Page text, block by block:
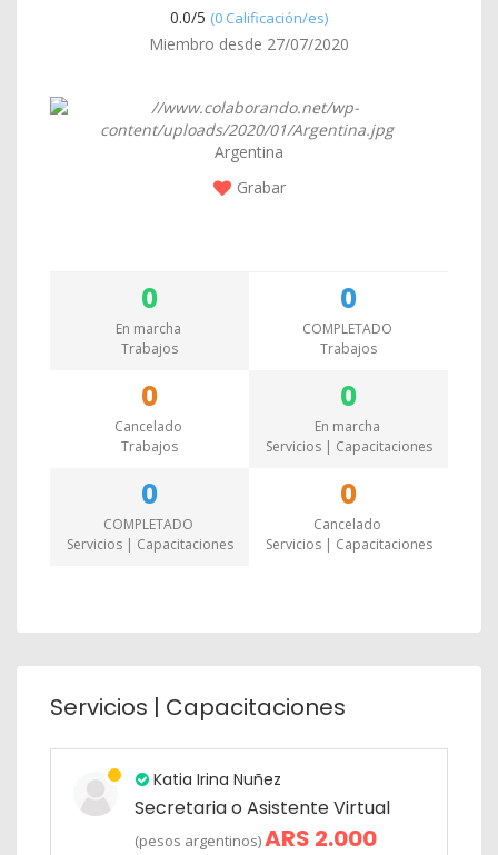
0.0/5 (0 Calificación/es)
Miembro desde 27/07/2020
Argentina
Grabar
0
En marcha
Trabajos
0
COMPLETADO
Trabajos
0
Cancelado
Trabajos
0
En marcha
Servicios | Capacitaciones
0
COMPLETADO
Servicios | Capacitaciones
0
Cancelado
Servicios | Capacitaciones
Servicios | Capacitaciones
Katia Irina Nuñez
Secretaria o Asistente Virtual
(pesos argentinos)ARS 2.000